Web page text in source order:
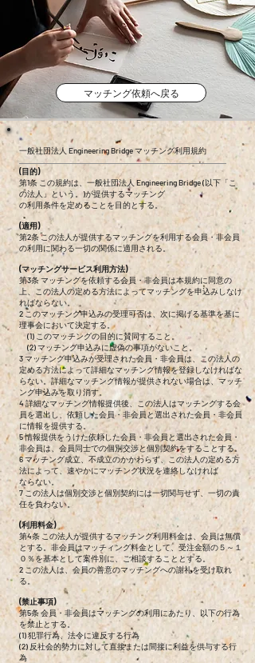
マッチング依頼へ戻る
一般社団法人 Engineering Bridge マッチング利用規約
(目的)
第1条 この規約は、一般社団法人 Engineering Bridge (以下「こ
の法人」という。)が提供するマッチング
の利用条件を定めることを目的とする。
(適用)
第2条 この法人が提供するマッチングを利用する会員・非会員
の利用に関わる一切の関係に適用される。
(マッチングサービス利用方法)
第3条 マッチングを依頼する会員・非会員は本規約に同意の
上、この法人の定める方法によってマッチングを申込みしなけ
ればならない。
2 このマッチング申込みの受理可否は、次に掲げる基準を基に
理事会において決定する。
(1) このマッチングの目的に賛同すること。
(2) マッチング申込みに虚偽の事項がないこと。
3 マッチング申込みが受理された会員・非会員は、この法人の
定める方法によって詳細なマッチング情報を登録しなければな
らない。詳細なマッチング情報が提供されない場合は、マッチ
ング申込みを取り消す。
4 詳細なマッチング情報提供後、この法人はマッチングする会
員を選出し、依頼した会員・非会員と選出された会員・非会員
に情報を提供する。
5 情報提供をうけた依頼した会員・非会員と選出された会員・
非会員は、会員同士での個別交渉と個別契約をすることする。
6 マッチング成立、不成立のかかわらず、この法人の定める方
法によって、速やかにマッチング状況を連絡しなければ
ならない。
7 この法人は個別交渉と個別契約には一切関与せず、一切の責
任を負わない。
(利用料金)
第4条 この法人が提供するマッチング利用料金は、会員は無償
とする。非会員はマッチィング料金として、受注金額の５～１
０％を基本として案件別に、ご相談することとする。
2 この法人は、会員の善意のマッチングへの謝礼を受け取れ
る。
(禁止事項)
第5条 会員・非会員はマッチングの利用にあたり、以下の行為
を禁止とする。
(1) 犯罪行為、法令に違反する行為
(2) 反社会的勢力に対して直接または間接に利益を供与する行
為